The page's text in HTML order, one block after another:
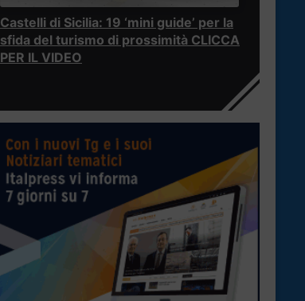
Castelli di Sicilia: 19 ‘mini guide’ per la
sfida del turismo di prossimità CLICCA
PER IL VIDEO